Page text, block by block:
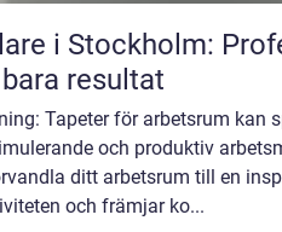
i Stockholm:
resultat
Tapeter för arbetsrum kan
och produktiv
ditt arbetsrum till en
och främjar ko...